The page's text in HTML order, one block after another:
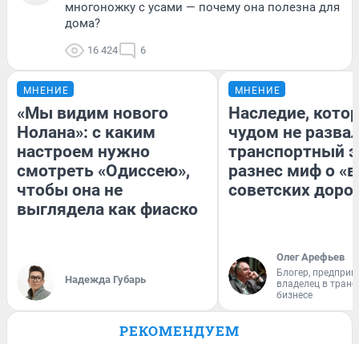
многоножку с усами — почему она полезна для
дома?
16 424 6
МНЕНИЕ
«Мы видим нового
Нолана»: с каким
настроем нужно
смотреть «Одиссею»,
чтобы она не
выглядела как фиаско
Надежда Губарь
МНЕНИЕ
Наследие,
чудом не
транспортный
разнес миф о
советских
Олег Арефьев
Блогер,
владелец в
бизнесе
РЕКОМЕНДУЕМ